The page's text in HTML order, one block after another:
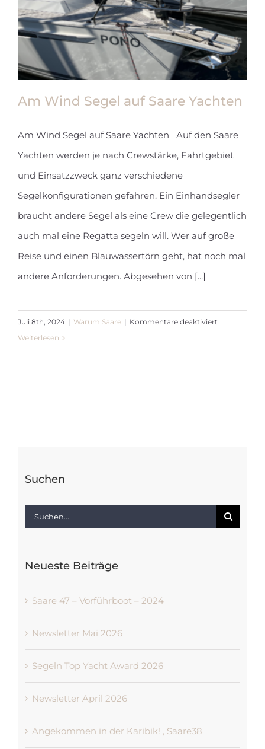
Am Wind Segel auf Saare Yachten
Am Wind Segel auf Saare Yachten
Am Wind Segel auf Saare Yachten Auf den Saare
Yachten werden je nach Crewstärke, Fahrtgebiet
und Einsatzzweck ganz verschiedene
Segelkonfigurationen gefahren. Ein Einhandsegler
braucht andere Segel als eine Crew die gelegentlich
auch mal eine Regatta segeln will. Wer auf große
Reise und einen Blauwassertörn geht, hat noch mal
andere Anforderungen. Abgesehen von [...]
Juli 8th, 2024 | Warum Saare | Kommentare deaktiviert
Weiterlesen
Suchen
Suche
Neueste Beiträge
Saare 47 – Vorführboot – 2024
Newsletter Mai 2026
Segeln Top Yacht Award 2026
Newsletter April 2026
Angekommen in der Karibik! , Saare38